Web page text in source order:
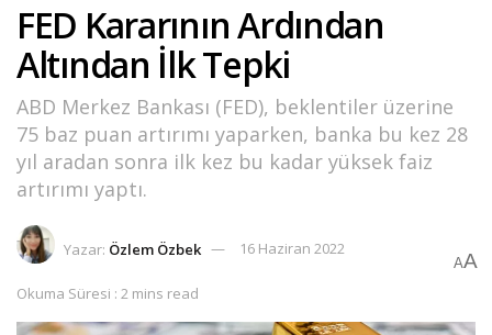
FED Kararının Ardından
Altından İlk Tepki
ABD Merkez Bankası (FED), beklentiler üzerine
75 baz puan artırımı yaparken, banka bu kez 28
yıl aradan sonra ilk kez bu kadar yüksek faiz
artırımı yaptı.
Yazar: Özlem Özbek 16 Haziran 2022
Okuma Süresi : 2 mins read
AA